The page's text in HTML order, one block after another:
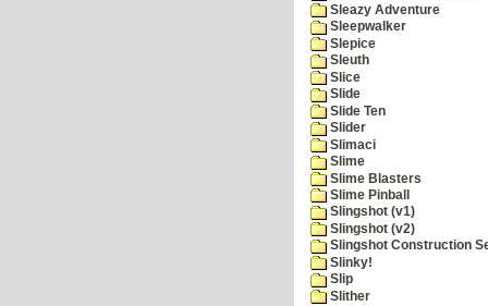
Sleazy Adventure
Sleepwalker
Slepice
Sleuth
Slice
Slide
Slide Ten
Slider
Slimaci
Slime
Slime Blasters
Slime Pinball
Slingshot (v1)
Slingshot (v2)
Slingshot Construction
Slinky!
Slip
Slither